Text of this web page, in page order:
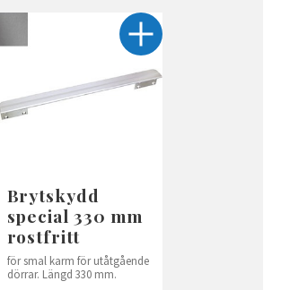
Brytskydd
special 330 mm
rostfritt
för smal karm för utåtgående
dörrar. Längd 330 mm.